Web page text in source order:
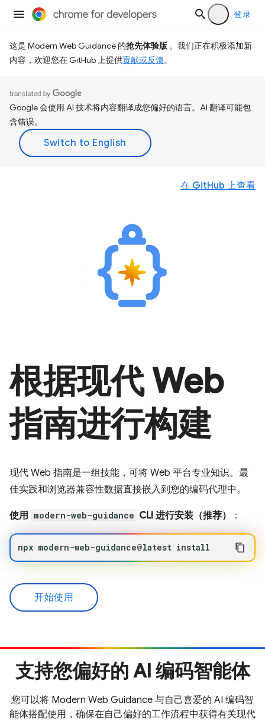
登录
这是 Modern Web Guidance 的抢先体验版 。我们正在积极添加新
内容，欢迎您在 GitHub 上提供贡献或反馈。
Google 会使用 AI 技术将内容翻译成您偏好的语言。AI 翻译可能包
含错误。
根据现代 Web
指南进行构建
现代 Web 指南是一组技能，可将 Web 平台专业知识、最
佳实践和浏览器兼容性数据直接嵌入到您的编码代理中。
使用 modern-web-guidance CLI 进行安装（推荐） ：
npx modern-web-guidance@latest install
开始使用
在 GitHub 上查看
支持您偏好的 AI 编码智能体
您可以将 Modern Web Guidance 与自己喜爱的 AI 编码智
能体搭配使用，确保在自己偏好的工作流程中获得有关现代